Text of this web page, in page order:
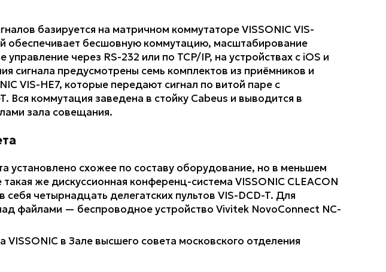
базируется на матричном коммутаторе VISSONIC VIS-
обеспечивает бесшовную коммутацию, масштабирование
управление через RS-232 или по TCP/IP, на устройствах с iOS и
сигнала предусмотрены семь комплектов из приёмников и
VIS-HE7, которые передают сигнал по витой паре с
Вся коммутация заведена в стойку Cabeus и выводится в
зала совещания.
установлено схожее по составу оборудование, но в меньшем
такая же дискуссионная конференц-система VISSONIC CLEACON
себя четырнадцать делегатских пультов VIS-DCD-T. Для
файлами — беспроводное устройство Vivitek NovoConnect NC-